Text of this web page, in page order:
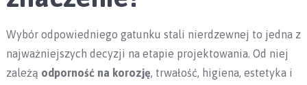
Wybór odpowiedniego gatunku stali nierdzewnej to jedna z
najważniejszych decyzji na etapie projektowania. Od niej
zależą odporność na korozję, trwałość, higiena, estetyka i